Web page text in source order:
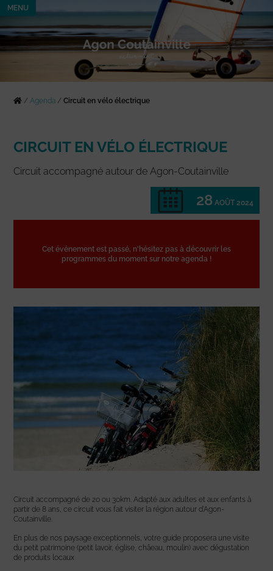
MENU
/Agenda /Circuit en vélo électrique
CIRCUIT EN VÉLO ÉLECTRIQUE
Circuit accompagné autour de Agon-Coutainville
28 AOÛT 2024
Cet événement est passé, n'hésitez pas à découvrir les
programmes du moment sur notre agenda !
Circuit accompagné de 20 ou 30km. Adapté aux adultes et aux enfants à
partir de 8 ans, ce circuit vous fait visiter la région autour d’Agon-
Coutainville.
En plus de nos paysage exceptionnels, votre guide proposera une visite
du petit patrimoine (petit lavoir, église, châeau, moulin) avec dégustation
de produits locaux